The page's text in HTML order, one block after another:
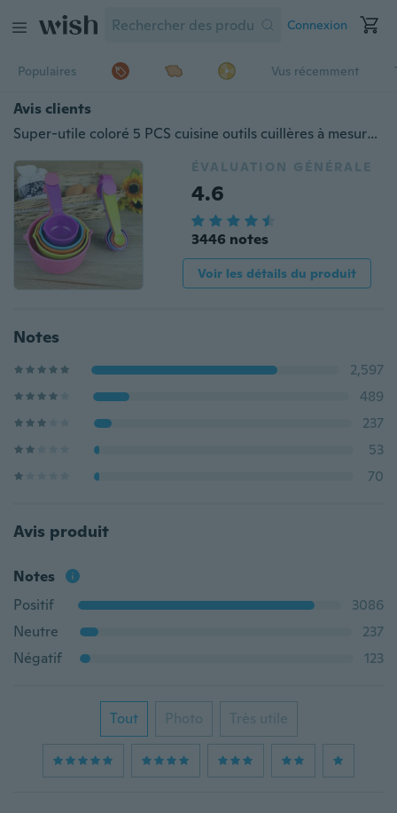
Connexion
Populaires Vus récemment
Avis clients
Super-utile coloré 5 PCS cuisine outils cuillères à mesurer tasses à mesurer cuillère tasse ustensile de cuisson ensemble Kit outils de mesure
ÉVALUATION GÉNÉRALE
4.6
3446 notes
Voir les détails du produit
Notes
2,597
489
237
53
70
Avis produit
Notes
Positif
3086
Neutre
237
Négatif
123
Tout Photo Très utile